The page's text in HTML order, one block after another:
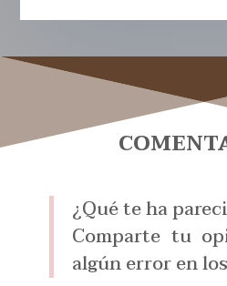
¿Qué te ha
Comparte tu
algún error en